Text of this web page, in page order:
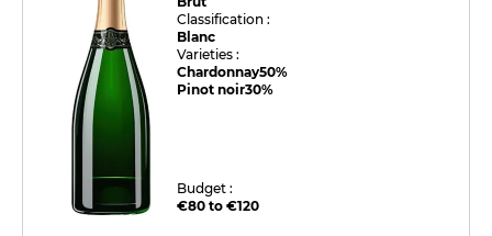
Classification :
Blanc
Varieties :
Chardonnay50%
Pinot noir30%
Budget :
€80 to €120